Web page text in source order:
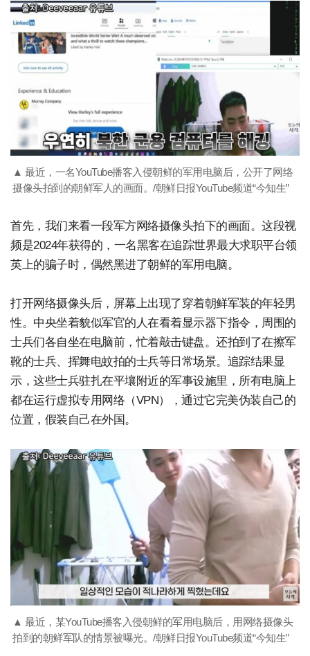
▲ 最近，一名YouTube播客入侵朝鲜的军用电脑后，公开了网络
摄像头拍到的朝鲜军人的画面。/朝鲜日报YouTube频道“今知生”
首先，我们来看一段军方网络摄像头拍下的画面。这段视
频是2024年获得的，一名黑客在追踪世界最大求职平台领
英上的骗子时，偶然黑进了朝鲜的军用电脑。
打开网络摄像头后，屏幕上出现了穿着朝鲜军装的年轻男
性。中央坐着貌似军官的人在看着显示器下指令，周围的
士兵们各自坐在电脑前，忙着敲击键盘。还拍到了在擦军
靴的士兵、挥舞电蚊拍的士兵等日常场景。追踪结果显
示，这些士兵驻扎在平壤附近的军事设施里，所有电脑上
都在运行虚拟专用网络（VPN），通过它完美伪装自己的
位置，假装自己在外国。
▲ 最近，某YouTube播客入侵朝鲜的军用电脑后，用网络摄像头
拍到的朝鲜军队的情景被曝光。/朝鲜日报YouTube频道“今知生”